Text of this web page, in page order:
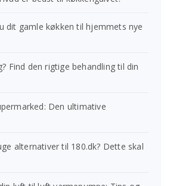
dit gamle køkken til hjemmets nye
Find den rigtige behandling til din
Den ultimative
alternativer til 180.dk? Dette skal